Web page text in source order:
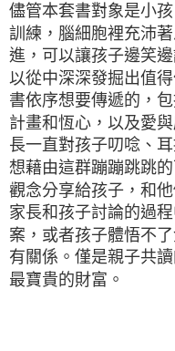
儘管本套書對象是小
訓練，腦細胞裡充沛
進，可以讓孩子邊笑
以從中深深發掘出值
書依序想要傳遞的，
計畫和恆心，以及愛
長一直對孩子叨唸、
想藉由這群蹦蹦跳跳
觀念分享給孩子，和
家長和孩子討論的過
案，或者孩子體悟不
有關係。僅是親子共
最寶貴的財富。